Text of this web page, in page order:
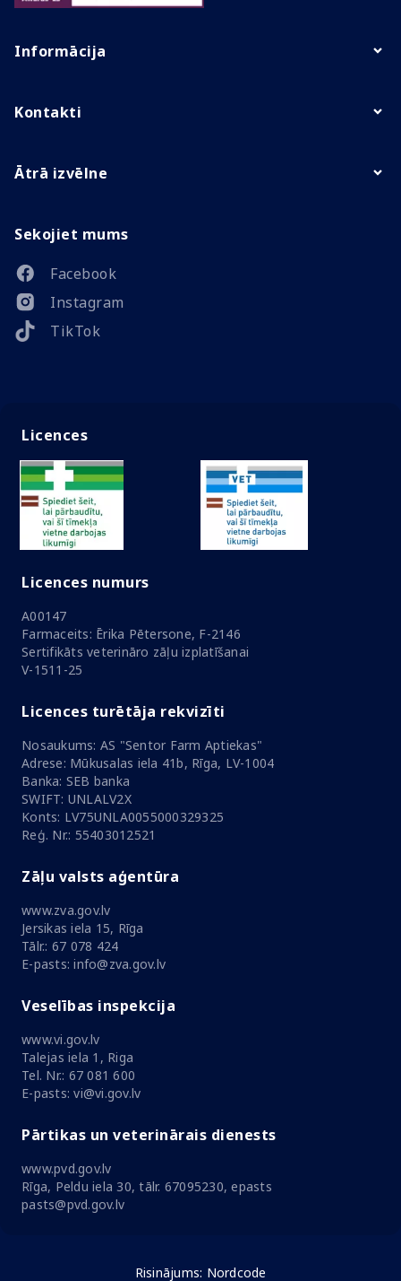
Informācija
Kontakti
Ātrā izvēlne
Sekojiet mums
Facebook
Instagram
TikTok
Licences
Licences numurs
A00147
Farmaceits: Ērika Pētersone, F-2146
Sertifikāts veterināro zāļu izplatīšanai
V-1511-25
Licences turētāja rekvizīti
Nosaukums: AS "Sentor Farm Aptiekas"
Adrese: Mūkusalas iela 41b, Rīga, LV-1004
Banka: SEB banka
SWIFT: UNLALV2X
Konts: LV75UNLA0055000329325
Reģ. Nr.: 55403012521
Zāļu valsts aģentūra
www.zva.gov.lv
Jersikas iela 15, Rīga
Tālr.: 67 078 424
E-pasts: info@zva.gov.lv
Veselības inspekcija
www.vi.gov.lv
Talejas iela 1, Riga
Tel. Nr.: 67 081 600
E-pasts: vi@vi.gov.lv
Pārtikas un veterinārais dienests
www.pvd.gov.lv
Rīga, Peldu iela 30, tālr. 67095230, epasts
pasts@pvd.gov.lv
Risinājums: Nordcode